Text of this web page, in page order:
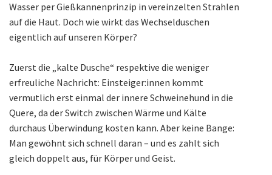
Wasser per Gießkannenprinzip in vereinzelten Strahlen
auf die Haut. Doch wie wirkt das Wechselduschen
eigentlich auf unseren Körper?
Zuerst die „kalte Dusche“ respektive die weniger
erfreuliche Nachricht: Einsteiger:innen kommt
vermutlich erst einmal der innere Schweinehund in die
Quere, da der Switch zwischen Wärme und Kälte
durchaus Überwindung kosten kann. Aber keine Bange:
Man gewöhnt sich schnell daran – und es zahlt sich
gleich doppelt aus, für Körper und Geist.